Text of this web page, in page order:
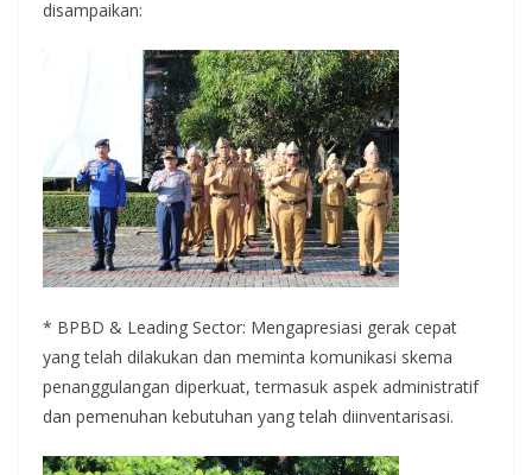
disampaikan:
* BPBD & Leading Sector: Mengapresiasi gerak cepat
yang telah dilakukan dan meminta komunikasi skema
penanggulangan diperkuat, termasuk aspek administratif
dan pemenuhan kebutuhan yang telah diinventarisasi.